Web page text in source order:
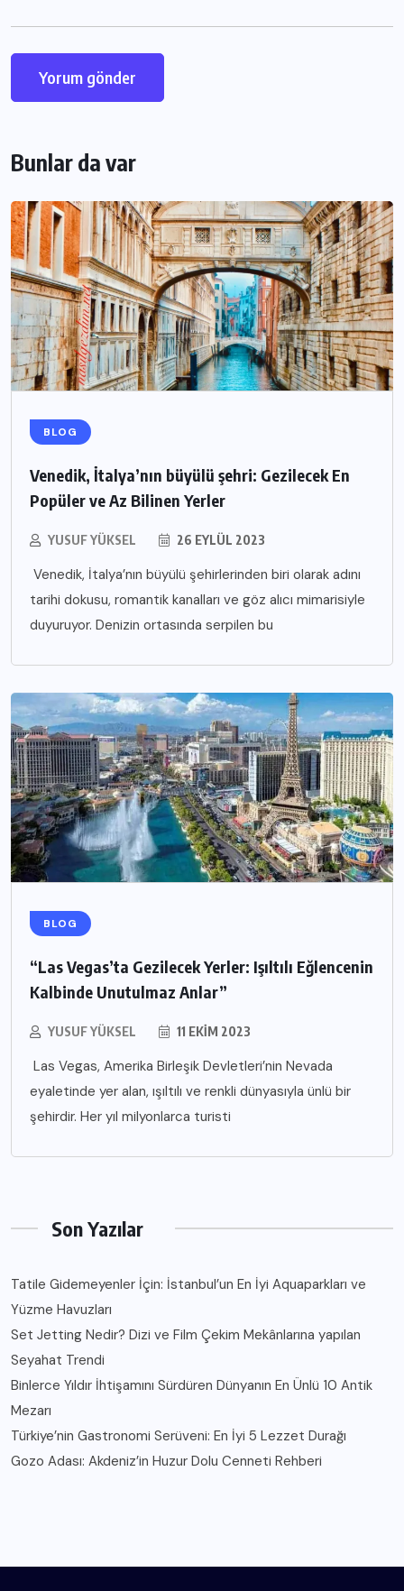
Bunlar da var
BLOG
Venedik, İtalya’nın büyülü şehri: Gezilecek En
Popüler ve Az Bilinen Yerler
YUSUF YÜKSEL 26 EYLÜL 2023
Venedik, İtalya’nın büyülü şehirlerinden biri olarak adını
tarihi dokusu, romantik kanalları ve göz alıcı mimarisiyle
duyuruyor. Denizin ortasında serpilen bu
BLOG
“Las Vegas’ta Gezilecek Yerler: Işıltılı Eğlencenin
Kalbinde Unutulmaz Anlar”
YUSUF YÜKSEL 11 EKIM 2023
Las Vegas, Amerika Birleşik Devletleri’nin Nevada
eyaletinde yer alan, ışıltılı ve renkli dünyasıyla ünlü bir
şehirdir. Her yıl milyonlarca turisti
Son Yazılar
Tatile Gidemeyenler İçin: İstanbul’un En İyi Aquaparkları ve
Yüzme Havuzları
Set Jetting Nedir? Dizi ve Film Çekim Mekânlarına yapılan
Seyahat Trendi
Binlerce Yıldır İhtişamını Sürdüren Dünyanın En Ünlü 10 Antik
Mezarı
Türkiye’nin Gastronomi Serüveni: En İyi 5 Lezzet Durağı
Gozo Adası: Akdeniz’in Huzur Dolu Cenneti Rehberi